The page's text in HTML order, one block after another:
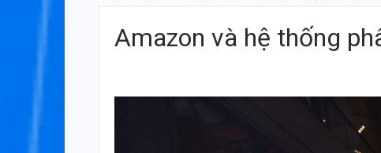
Amazon và hệ thống